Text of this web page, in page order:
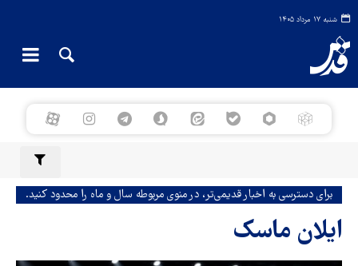
شنبه ۱۷ مرداد ۱۴۰۵
برای دسترسی به اخبار قدیمی‌تر، در منوی مربوطه سال و ماه را محدود کنید.
ایلان ماسک